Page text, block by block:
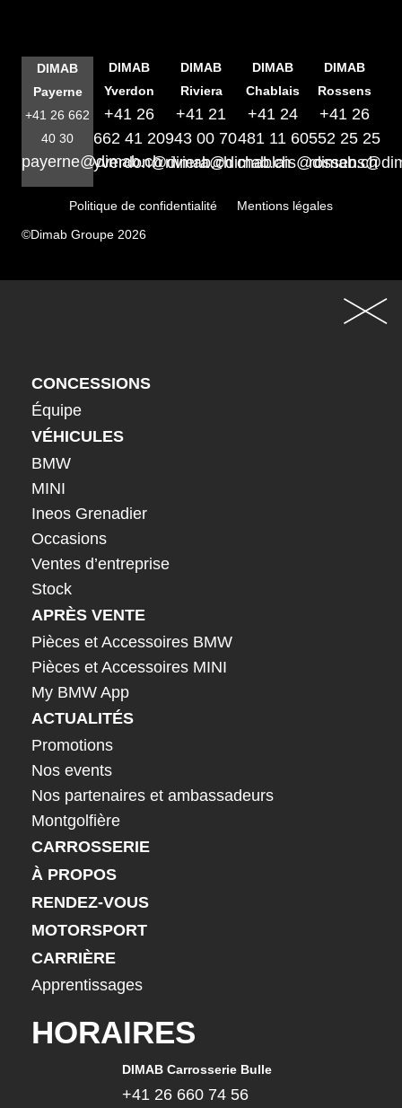
DIMAB
Payerne
+41 26 662
40 30
payerne@dimab.ch
DIMAB
Yverdon
+41 26
662 41 20
yverdon@dimab.ch
DIMAB
Riviera
+41 21
943 00 70
riviera@dimab.ch
DIMAB
Chablais
+41 24
481 11 60
chablais@dimab.ch
DIMAB
Rossens
+41 26
552 25 25
Politique de confidentialité
Mentions légales
©Dimab Groupe 2026
CONCESSIONS
Équipe
VÉHICULES
BMW
MINI
Ineos Grenadier
Occasions
Ventes d’entreprise
Stock
APRÈS VENTE
Pièces et Accessoires BMW
Pièces et Accessoires MINI
My BMW App
ACTUALITÉS
Promotions
Nos events
Nos partenaires et ambassadeurs
Montgolfière
CARROSSERIE
À PROPOS
RENDEZ-VOUS
MOTORSPORT
CARRIÈRE
Apprentissages
HORAIRES
DIMAB Carrosserie Bulle
+41 26 660 74 56